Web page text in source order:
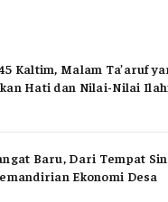
Kaltim, Malam Ta’aruf
Hati dan Nilai-Nilai
Baru, Dari Tempat
Ekonomi Desa